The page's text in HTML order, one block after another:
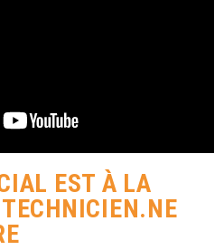
EST À LA
TECHNICIEN.NE